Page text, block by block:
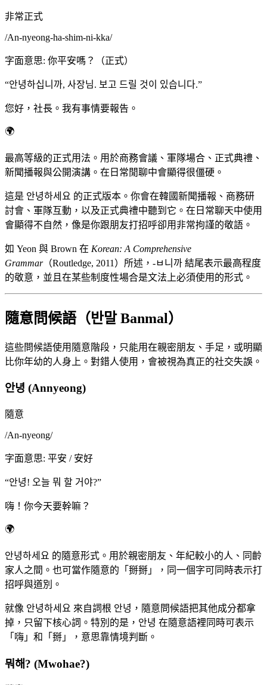
非常正式
/An-nyeong-ha-shim-ni-kka/
字面意思: 你平安嗎？（正式）
“안녕하십니까, 사장님. 보고 드릴 것이 있습니다.”
您好，社長。我有事情要報告。
🌍
最高等級的正式用法。用於商務會議、軍隊場合、正式典禮、
新聞播報與公開演講。在日常閒聊中會顯得很僵硬。
這是 안녕하세요 的正式版本。你會在韓國新聞播報、商務研
討會、軍隊互動，以及正式典禮中聽到它。在日常聊天中使用
會顯得不自然，像是你跟朋友打招呼卻用非常拘謹的敬語。
如 Yeon 與 Brown 在 Korean: A Comprehensive
Grammar（Routledge, 2011）所述，-ㅂ니까 結尾表示最高程度
的敬意，並且在某些制度性場合是文法上必須使用的形式。
隨意問候語（반말 Banmal）
這些問候語使用隨意階段，只能用在親密朋友、手足，或明顯
比你年幼的人身上。對錯人使用，會被視為真正的社交失誤。
안녕 (Annyeong)
隨意
/An-nyeong/
字面意思: 平安 / 安好
“안녕! 오늘 뭐 할 거야?”
嗨！你今天要幹嘛？
🌍
안녕하세요 的隨意形式。用於親密朋友、年紀較小的人、同齡
家人之間。也可當作隨意的「掰掰」，同一個字可同時表示打
招呼與道別。
就像 안녕하세요 來自詞根 안녕，隨意問候語把其他成分都拿
掉，只留下核心詞。特別的是，안녕 在隨意語裡同時可表示
「嗨」和「掰」，意思靠情境判斷。
뭐해? (Mwohae?)